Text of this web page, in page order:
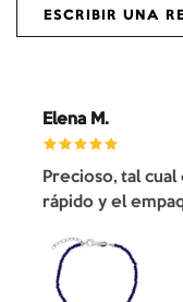
ESCRIBIR UNA
Elena M.
Precioso, tal
rápido y el